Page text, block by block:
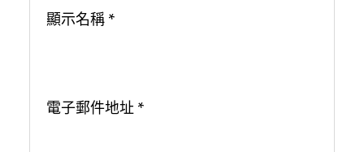
顯示名稱 *
電子郵件地址 *